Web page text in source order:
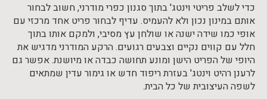
כדי לשלב פריטי וינטג' בתוך סגנון כפרי מודרני, חשוב לבחור
אותם במינון נכון ולא להעמיס. עדיף לבחור פריט אחד מרכזי עם
אופי כמו שידה ישנה או שולחן עץ מסיבי, ולמקם אותו בתוך
חלל עם קווים נקיים וצבעים רגועים. הרקע המודרני מדגיש את
היופי של הפריט הישן ומונע תחושה כבדה או מיושנת. אפשר גם
לרענן רהיט וינטג' בעזרת ריפוד חדש או גימור עדין שמתאים
לשפה העיצובית של כל הבית.